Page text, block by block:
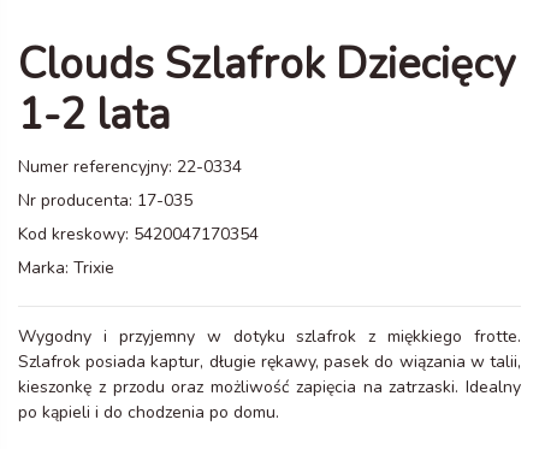
Clouds Szlafrok Dziecięcy
1-2 lata
Numer referencyjny: 22-0334
Nr producenta: 17-035
Kod kreskowy: 5420047170354
Marka: Trixie
Wygodny i przyjemny w dotyku szlafrok z miękkiego frotte.
Szlafrok posiada kaptur, długie rękawy, pasek do wiązania w talii,
kieszonkę z przodu oraz możliwość zapięcia na zatrzaski. Idealny
po kąpieli i do chodzenia po domu.